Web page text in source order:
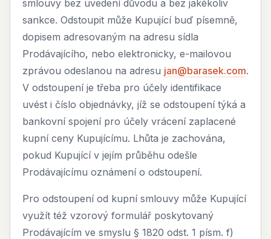
smlouvy bez uvedení důvodu a bez jakékoliv
sankce. Odstoupit může Kupující buď písemně,
dopisem adresovaným na adresu sídla
Prodávajícího, nebo elektronicky, e-mailovou
zprávou odeslanou na adresu jan@barasek.com.
V odstoupení je třeba pro účely identifikace
uvést i číslo objednávky, jíž se odstoupení týká a
bankovní spojení pro účely vrácení zaplacené
kupní ceny Kupujícímu. Lhůta je zachována,
pokud Kupující v jejím průběhu odešle
Prodávajícímu oznámení o odstoupení.
Pro odstoupení od kupní smlouvy může Kupující
využít též vzorový formulář poskytovaný
Prodávajícím ve smyslu § 1820 odst. 1 písm. f)